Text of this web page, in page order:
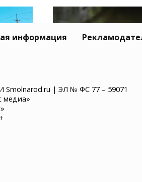
информация
Smolnarod.ru | ЭЛ № ФС 77 – 59071
медиа»